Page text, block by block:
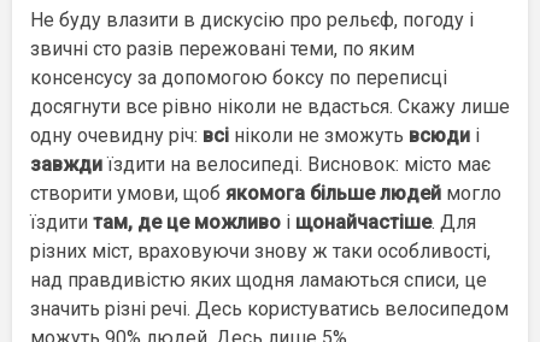
Не буду влазити в дискусію про рельєф, погоду і
звичні сто разів пережовані теми, по яким
консенсусу за допомогою бокcу по переписці
досягнути все рівно ніколи не вдасться. Скажу лише
одну очевидну річ: всі ніколи не зможуть всюди і
завждиїздити на велосипеді. Висновок: місто має
створити умови, щоб якомога більше людей могло
їздити там, де це можливо і щонайчастіше. Для
різних міст, враховуючи знову ж таки особливості,
над правдивістю яких щодня ламаються списи, це
значить різні речі. Десь користуватись велосипедом
можуть 90% людей. Десь лише 5%.